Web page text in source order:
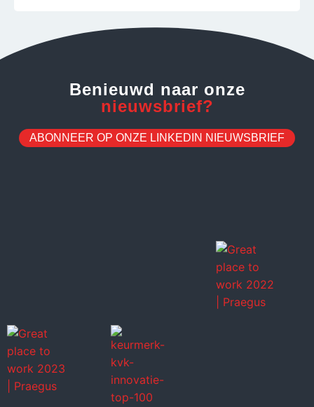
Benieuwd naar onze
nieuwsbrief?
ABONNEER OP ONZE LINKEDIN NIEUWSBRIEF